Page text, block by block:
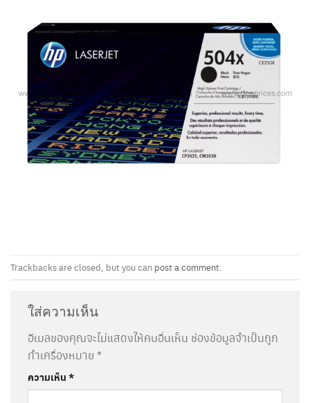
Trackbacks are closed, but you can post a comment
ใส่ความเห็น
อีเมลของคุณจะไม่แสดงให้คนอื่นเห็น ช่องข้อมูลจำเป็นถูก
ทำเครื่องหมาย *
ความเห็น*